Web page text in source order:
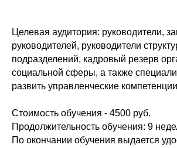
Целевая аудитория: руководители,
руководителей, руководители
подразделений, кадровый резерв
социальной сферы, а также
развить управленческие
Стоимость обучения - 4500 руб.
Продолжительность обучения: 9
По окончании обучения выдается